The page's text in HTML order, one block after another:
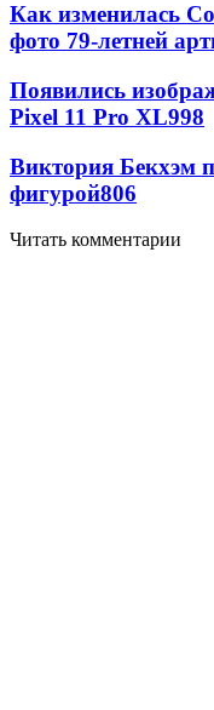
Как изменилась
фото 79-летней
Появились
Pixel 11 Pro XL998
Виктория Бекхэм
фигурой806
Читать комментарии